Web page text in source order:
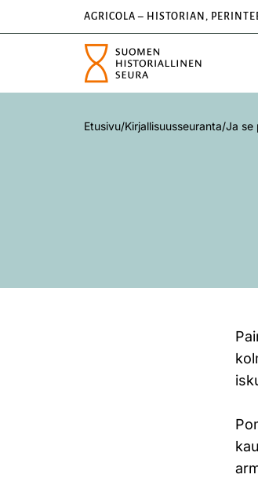
AGRICOLA – HISTORIAN,
Etusivu/Kirjallisuusseuranta/Ja se